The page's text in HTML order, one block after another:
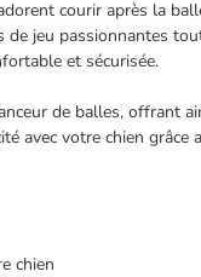
courir après la
jeu passionnantes
et sécurisée.
de balles, offrant
avec votre chien grâce
chien